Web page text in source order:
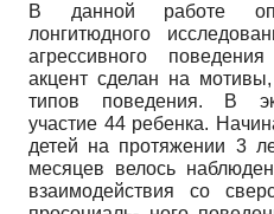
В данной работе
лонгитюдного
агрессивного
акцент сделан на
типов поведения. В
участие 44 ребенка.
детей на протяжении 3
месяцев велось
взаимодействия со